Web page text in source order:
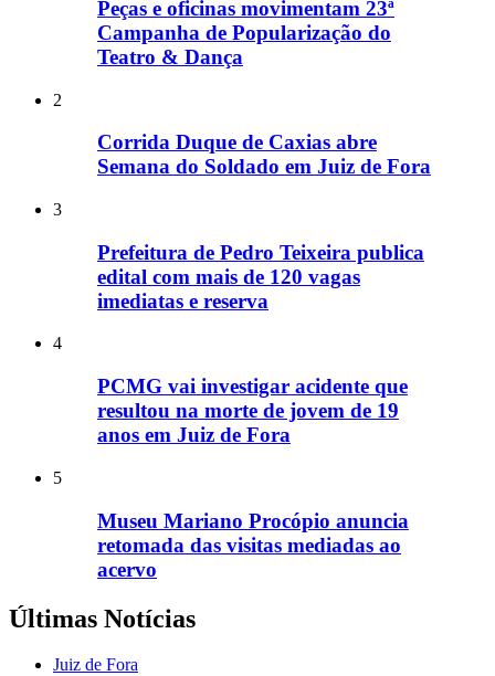
Peças e oficinas movimentam 23ª
Campanha de Popularização do
Teatro & Dança
2
Corrida Duque de Caxias abre
Semana do Soldado em Juiz de Fora
3
Prefeitura de Pedro Teixeira publica
edital com mais de 120 vagas
imediatas e reserva
4
PCMG vai investigar acidente que
resultou na morte de jovem de 19
anos em Juiz de Fora
5
Museu Mariano Procópio anuncia
retomada das visitas mediadas ao
acervo
Últimas Notícias
Juiz de Fora